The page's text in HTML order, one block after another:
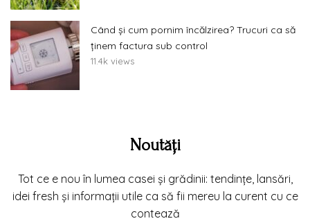
Când și cum pornim încălzirea? Trucuri ca să
ținem factura sub control
11.4k views
Noutăți
Tot ce e nou în lumea casei și grădinii: tendințe, lansări,
idei fresh și informații utile ca să fii mereu la curent cu ce
contează